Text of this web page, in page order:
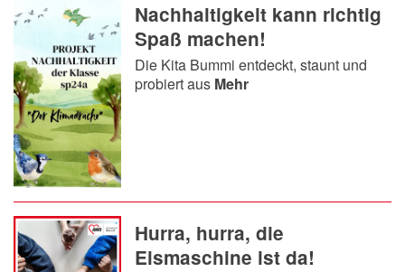
Nachhaltigkeit kann richtig
Spaß machen!
Die Kita Bummi entdeckt, staunt und
probiert aus Mehr
Hurra, hurra, die
Eismaschine ist da!